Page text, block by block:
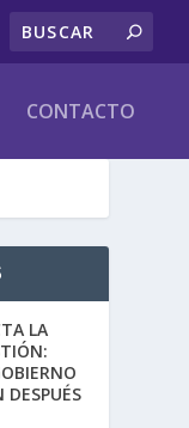
CONTACTO
LA